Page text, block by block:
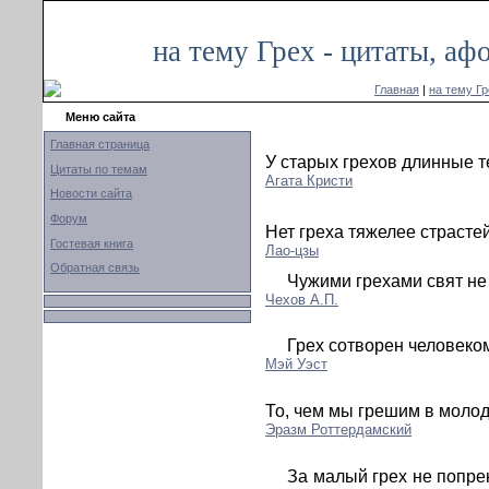
на тему Грех - цитаты,
Главная | на тему
Меню сайта
Главная страница
Цитаты по темам
Новости сайта
Форум
Гостевая книга
Обратная связь
У старых грехов длинные
Агата Кристи
Нет греха тяжелее
Лао-цзы
Чужими грехами свят
Чехов А.П.
Грех сотворен
Мэй Уэст
То, чем мы грешим в
Эразм Роттердамский
За малый грех не